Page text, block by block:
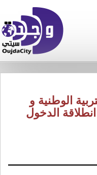
الوطنية و
الدخول